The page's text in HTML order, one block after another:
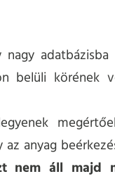
belüli körének
az anyag
nem áll majd